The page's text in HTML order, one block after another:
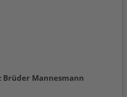
Brüder Mannesmann